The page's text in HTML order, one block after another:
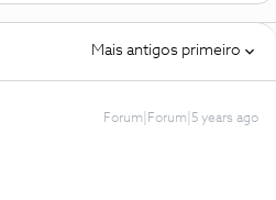
Mais antigos primeiro
Forum|Forum|5 years ago